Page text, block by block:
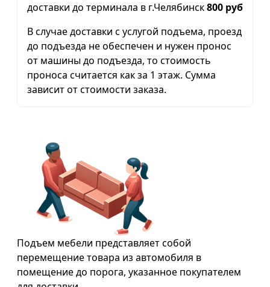
доставки до терминала в г.Челябинск800 руб
В случае доставки с услугой подъема, проезд
до подъезда не обеспечен и нужен пронос
от машины до подъезда, то стоимость
проноса считается как за 1 этаж. Сумма
зависит от стоимости заказа.
Подъем мебели представляет собой
перемещение товара из автомобиля в
помещение до порога, указанное покупателем